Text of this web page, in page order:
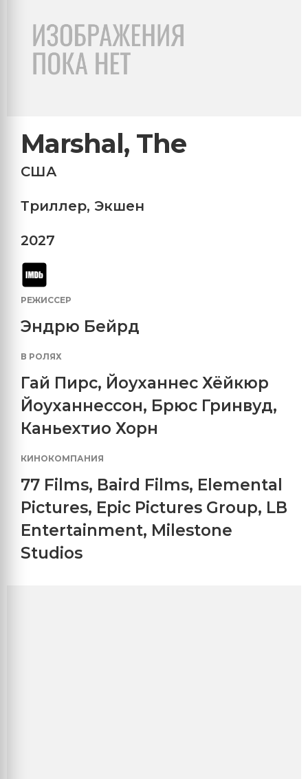
Marshal, The
США
Триллер, Экшен
2027
РЕЖИССЕР
Эндрю Бейрд
В РОЛЯХ
Гай Пирс, Йоуханнес Хёйкюр
Йоуханнессон, Брюс Гринвуд,
Каньехтио Хорн
КИНОКОМПАНИЯ
77 Films, Baird Films, Elemental
Pictures, Epic Pictures Group, LB
Entertainment, Milestone
Studios